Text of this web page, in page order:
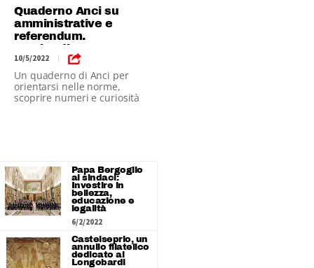
Quaderno Anci su
amministrative e
referendum.
Lombardia: 128
Comuni al voto
10/5/2022 |
Un quaderno di Anci per
orientarsi nelle norme,
scoprire numeri e curiosità
Papa Bergoglio
ai sindaci:
Investire in
bellezza,
educazione e
legalità
6/2/2022
Castelseprio, un
annullo filatelico
dedicato ai
Longobardi